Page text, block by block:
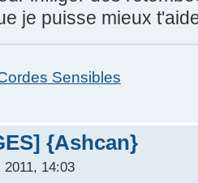
je puisse mieux
Sensibles
{Ashcan}
2011, 14:03